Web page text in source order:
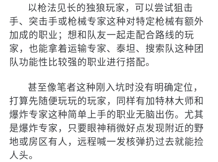
以枪法见长的独狼玩家，可以尝试狙击
手、突击手或枪械专家这种对特定枪械有额外
加成的职业；想和队友一起走配合路线的玩
家，也能拿着运输专家、泰坦、搜索队这种团
队功能性比较强的职业进行搭配。
甚至像笔者这种刚入坑时没有明确定位，
打算先随便玩玩的玩家，同样有加特林大师和
爆炸专家这种简单上手的职业无脑出伤。尤其
是爆炸专家，只要眼神稍微好点发现附近的野
地或房区有人，远程喊一发核弹扔过去就能捡
人头。